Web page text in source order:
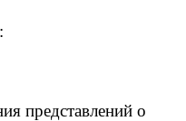
представлений о